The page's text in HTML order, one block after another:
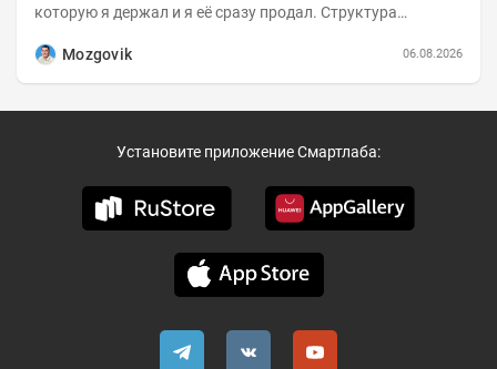
которую я держал и я её сразу продал. Структура
Mozgovik
06.08.2026
Установите приложение Смартлаба: